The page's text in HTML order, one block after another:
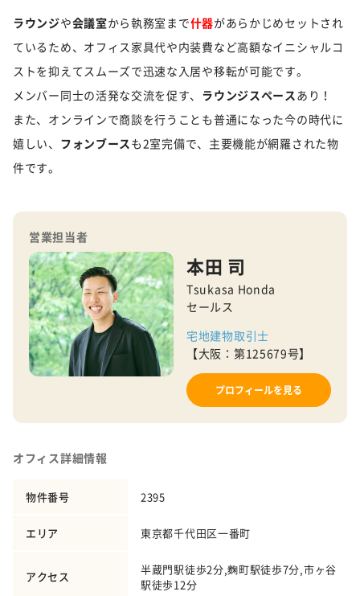
ラウンジや会議室から執務室まで什器があらかじめセットされ
ているため、オフィス家具代や内装費など高額なイニシャルコ
ストを抑えてスムーズで迅速な入居や移転が可能です。
メンバー同士の活発な交流を促す、 ラウンジスペースあり！
また、オンラインで商談を行うことも普通になった今の時代に
嬉しい、 フォンブースも2室完備で、主要機能が網羅された物
件です。
営業担当者
本田 司
Tsukasa Honda
セールス
宅地建物取引士
【大阪：第125679号】
プロフィールを見る
オフィス詳細情報
物件番号 2395
エリア 東京都千代田区一番町
アクセス
半蔵門駅徒歩2分,麴町駅徒歩7分,市ヶ谷
駅徒歩12分